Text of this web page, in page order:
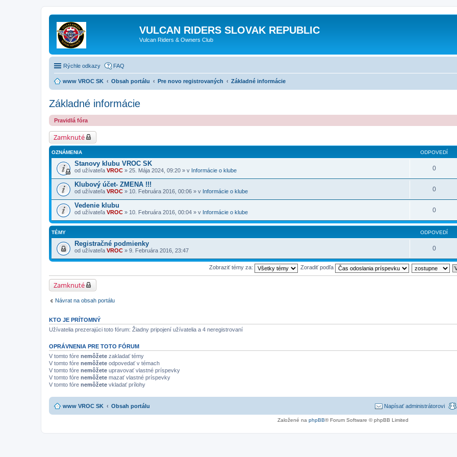
VULCAN RIDERS SLOVAK REPUBLIC
Vulcan Riders & Owners Club
Rýchle odkazy FAQ
www VROC SK Obsah portálu Pre novo registrovaných Základné informácie
Základné informácie
Pravidlá fóra
Zamknuté
OZNÁMENIA ODPOVEDÍ
Stanovy klubu VROC SK
od užívateľa VROC » 25. Mája 2024, 09:20 » v Informácie o klube 0
Klubový účet- ZMENA !!!
od užívateľa VROC » 10. Februára 2016, 00:06 » v Informácie o klube 0
Vedenie klubu
od užívateľa VROC » 10. Februára 2016, 00:04 » v Informácie o klube 0
TÉMY ODPOVEDÍ
Registračné podmienky
od užívateľa VROC » 9. Februára 2016, 23:47 0
Zobraziť témy za: Zoradiť podľa
Zamknuté
Návrat na obsah portálu
KTO JE PRÍTOMNÝ
Užívatelia prezerajúci toto fórum: Žiadny pripojení užívatelia a 4 neregistrovaní
OPRÁVNENIA PRE TOTO FÓRUM
V tomto fóre nemôžete zakladať témy
V tomto fóre nemôžete odpovedať v témach
V tomto fóre nemôžete upravovať vlastné príspevky
V tomto fóre nemôžete mazať vlastné príspevky
V tomto fóre nemôžete vkladať prílohy
www VROC SK Obsah portálu Napísať administrátorovi
Založené na phpBB® Forum Software © phpBB Limited